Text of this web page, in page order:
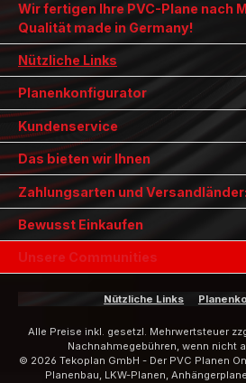
Wir fertigen Ihre PVC-Plane nach
Qualität made in Germany!
Nützliche Links
Planenkonfigurator
Kundenservice
Das bieten wir Ihnen
Zahlungsarten und Versandländer:
Bewusst Einkaufen
Unsere Communities
Nützliche Links
Alle Preise inkl. gesetzl. Mehrwertsteuer
Nachnahmegebühren, wenn nicht
© 2026 Tekoplan GmbH - Der PVC Planen
Planenbau, LKW-Planen,